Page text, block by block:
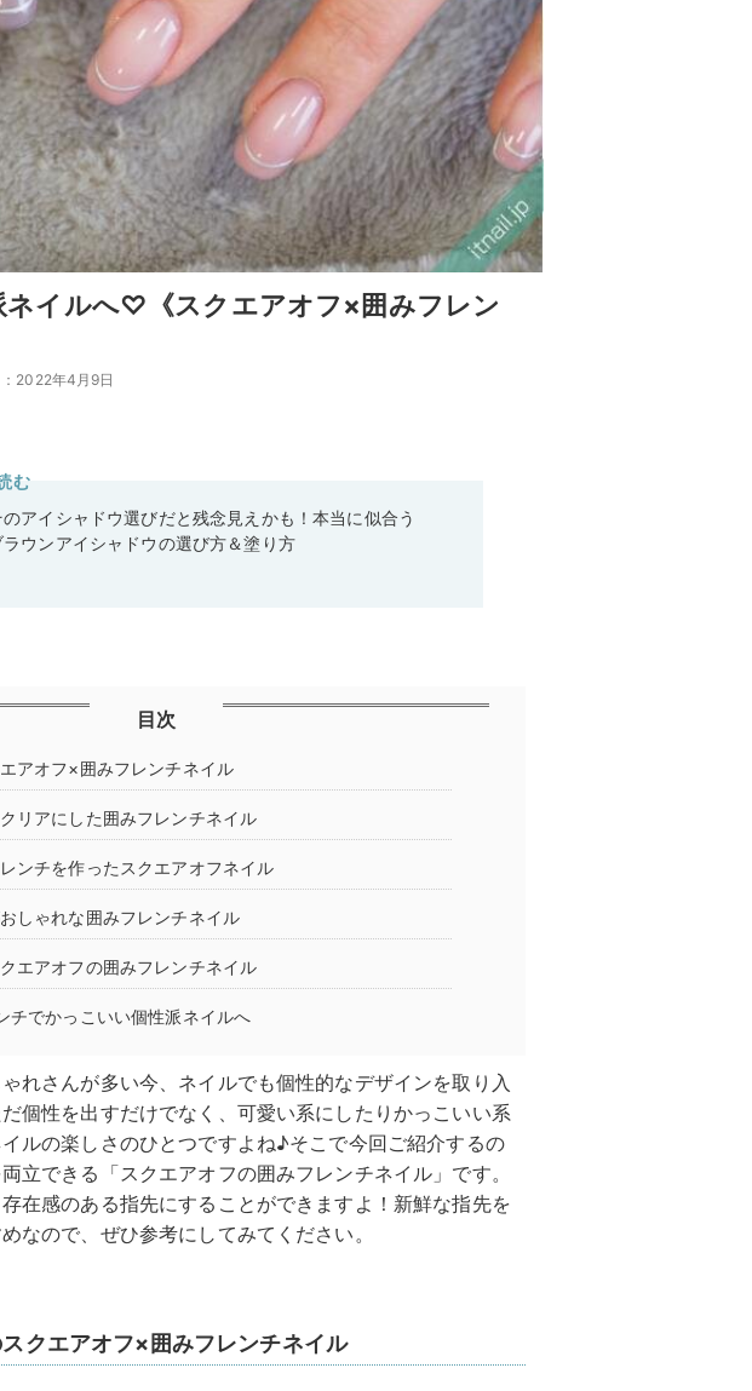
ネイルへ♡《スクエアオフ×囲みフレン
2022年4月9日
む
のアイシャドウ選びだと残念見えかも！本当に似合う
ラウンアイシャドウの選び方＆塗り方
目次
アオフ×囲みフレンチネイル
リアにした囲みフレンチネイル
ンチを作ったスクエアオフネイル
しゃれな囲みフレンチネイル
エアオフの囲みフレンチネイル
チでかっこいい個性派ネイルへ
れさんが多い今、ネイルでも個性的なデザインを取り入
個性を出すだけでなく、可愛い系にしたりかっこいい系
ルの楽しさのひとつですよね♪そこで今回ご紹介するの
立できる「スクエアオフの囲みフレンチネイル」です。
在感のある指先にすることができますよ！新鮮な指先を
なので、ぜひ参考にしてみてください。
クエアオフ×囲みフレンチネイル